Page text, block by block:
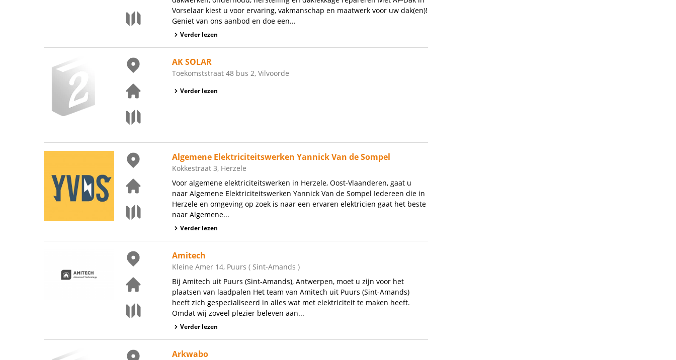
Vorselaar kiest u voor ervaring, vakmanschap en maatwerk voor uw dak(en)!
Geniet van ons aanbod en doe een...
Verder lezen
AK SOLAR
Toekomststraat 48 bus 2, Vilvoorde
Verder lezen
Algemene Elektriciteitswerken Yannick Van de Sompel
Kokkestraat 3, Herzele
Voor algemene elektriciteitswerken in Herzele, Oost-Vlaanderen, gaat u
naar Algemene Elektriciteitswerken Yannick Van de Sompel Iedereen die in
Herzele en omgeving op zoek is naar een ervaren elektricien gaat het beste
naar Algemene...
Verder lezen
Amitech
Kleine Amer 14, Puurs ( Sint-Amands )
Bij Amitech uit Puurs (Sint-Amands), Antwerpen, moet u zijn voor het
plaatsen van laadpalen Het team van Amitech uit Puurs (Sint-Amands)
heeft zich gespecialiseerd in alles wat met elektriciteit te maken heeft.
Omdat wij zoveel plezier beleven aan...
Verder lezen
Arkwabo